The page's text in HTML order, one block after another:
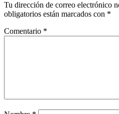
Tu dirección de correo electrónico
obligatorios están marcados con *
Comentario *